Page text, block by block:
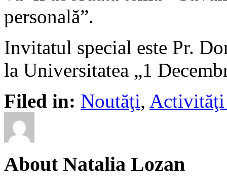
personală”.
Invitatul special este Pr.
la Universitatea „1
Filed in: Noutăţi, Activităţi
About Natalia Lozan